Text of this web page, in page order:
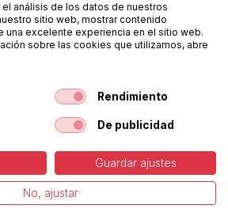
S.A. -Política de Cookies -Aviso
Español
análisis de los datos de nuestros
sitio web, mostrar contenido
una excelente experiencia en el sitio web.
sobre las cookies que utilizamos, abre
Rendimiento
De publicidad
Guardar ajustes
No, ajustar